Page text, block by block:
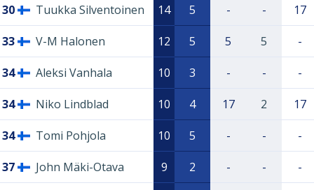
30 Tuukka Silventoinen 14 5 - - 17
33 V-M Halonen 12 5 5 5 -
34 Aleksi Vanhala 10 3 - - -
34 Niko Lindblad 10 4 17 2 17
34 Tomi Pohjola 10 5 - - -
37 John Mäki-Otava 9 2 - - -